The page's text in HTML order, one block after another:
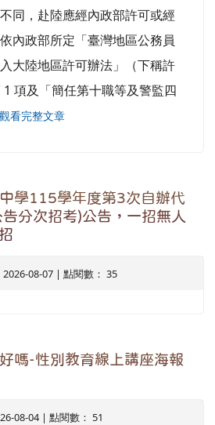
同，赴陸應經內政部許可或經
內政部所定「臺灣地區公務員
大陸地區許可辦法」（下稱許
項及「簡任第十職等及警監四
觀看完整文章
學115學年度第3次自辦代
分次招考)公告，一招無人
2026-08-07 | 點閱數： 35
嗎-性別教育線上講座海報
08-04 | 點閱數： 51